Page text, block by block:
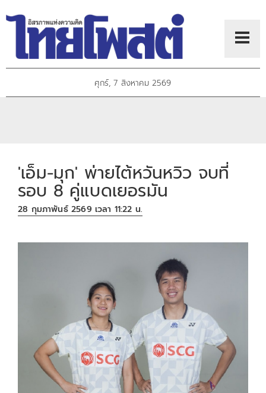
ศุกร์, 7 สิงหาคม 2569
'เอ็ม-มุก' พ่ายไต้หวันหวิว จบที่
รอบ 8 คู่แบดเยอรมัน
28 กุมภาพันธ์ 2569 เวลา 11:22 น.